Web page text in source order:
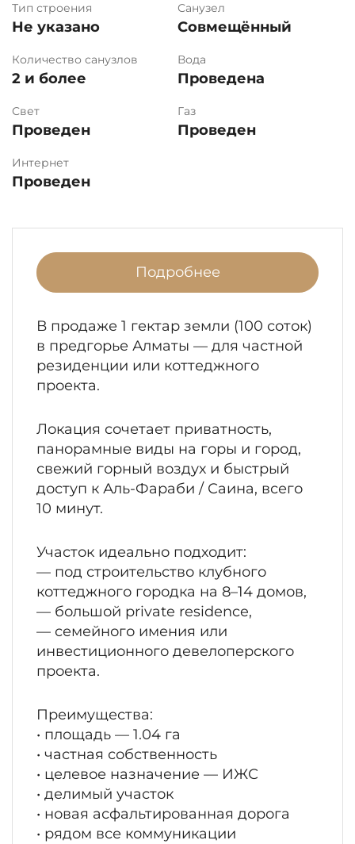
Тип строения
Не указано
Санузел
Совмещённый
Количество санузлов
2 и более
Вода
Проведена
Свет
Проведен
Газ
Проведен
Интернет
Проведен
Подробнее
В продаже 1 гектар земли (100 соток)
в предгорье Алматы — для частной
резиденции или коттеджного
проекта.
Локация сочетает приватность,
панорамные виды на горы и город,
свежий горный воздух и быстрый
доступ к Аль-Фараби / Саина, всего
10 минут.
Участок идеально подходит:
— под строительство клубного
коттеджного городка на 8–14 домов,
— большой private residence,
— семейного имения или
инвестиционного девелоперского
проекта.
Преимущества:
• площадь — 1.04 га
• частная собственность
• целевое назначение — ИЖС
• делимый участок
• новая асфальтированная дорога
• рядом все коммуникации